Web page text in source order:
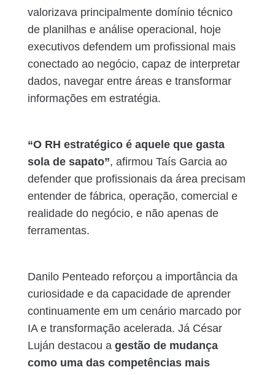
valorizava principalmente domínio técnico
de planilhas e análise operacional, hoje
executivos defendem um profissional mais
conectado ao negócio, capaz de interpretar
dados, navegar entre áreas e transformar
informações em estratégia.
“O RH estratégico é aquele que gasta
sola de sapato”, afirmou Taís Garcia ao
defender que profissionais da área precisam
entender de fábrica, operação, comercial e
realidade do negócio, e não apenas de
ferramentas.
Danilo Penteado reforçou a importância da
curiosidade e da capacidade de aprender
continuamente em um cenário marcado por
IA e transformação acelerada. Já César
Luján destacou a gestão de mudança
como uma das competências mais